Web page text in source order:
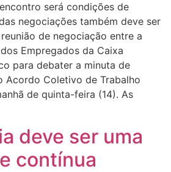
será condições de
negociações também deve ser
de negociação entre a
Empregados da Caixa
para debater a minuta de
Acordo Coletivo de Trabalho
de quinta-feira (14). As
deve ser uma
contínua